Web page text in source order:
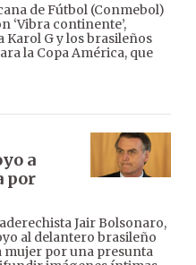
de Fútbol (Conmebol)
‘Vibra continente’,
G y los brasileños
la Copa América, que
a
por
Jair Bolsonaro,
al delantero brasileño
mujer por una presunta